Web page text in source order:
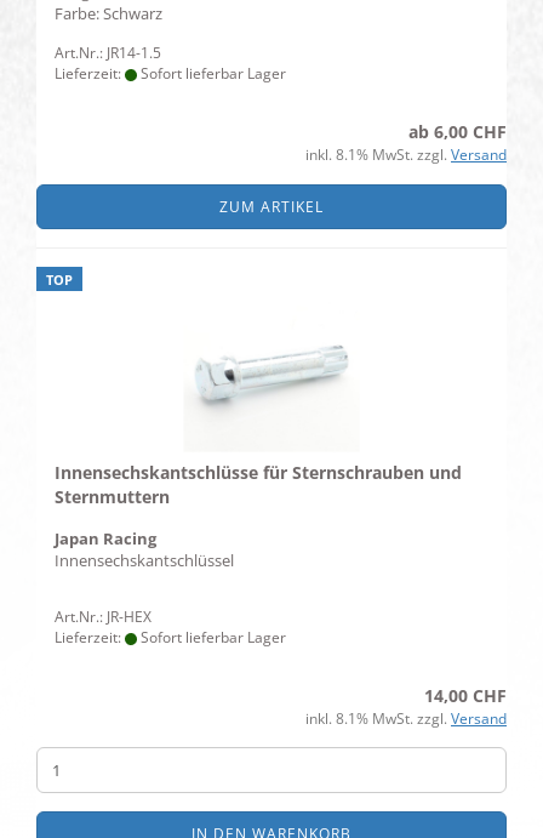
​Farbe: Schwarz
Art.Nr.: JR14-1.5
Lieferzeit:
Sofort lieferbar Lager
ab 6,00 CHF
inkl. 8.1% MwSt. zzgl. Versand
ZUM ARTIKEL
TOP
Innensechskantschlüsse für Sternschrauben und
Sternmuttern
Japan Racing
Innensechskantschlüssel
Art.Nr.: JR-HEX
Lieferzeit:
Sofort lieferbar Lager
14,00 CHF
inkl. 8.1% MwSt. zzgl. Versand
IN DEN WARENKORB